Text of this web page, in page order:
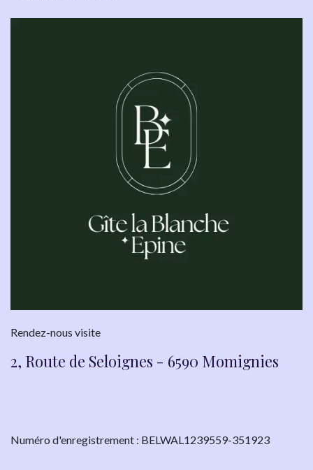
Rendez-nous visite
2, Route de Seloignes - 6590 Momignies
Numéro d'enregistrement : BELWAL1239559-351923